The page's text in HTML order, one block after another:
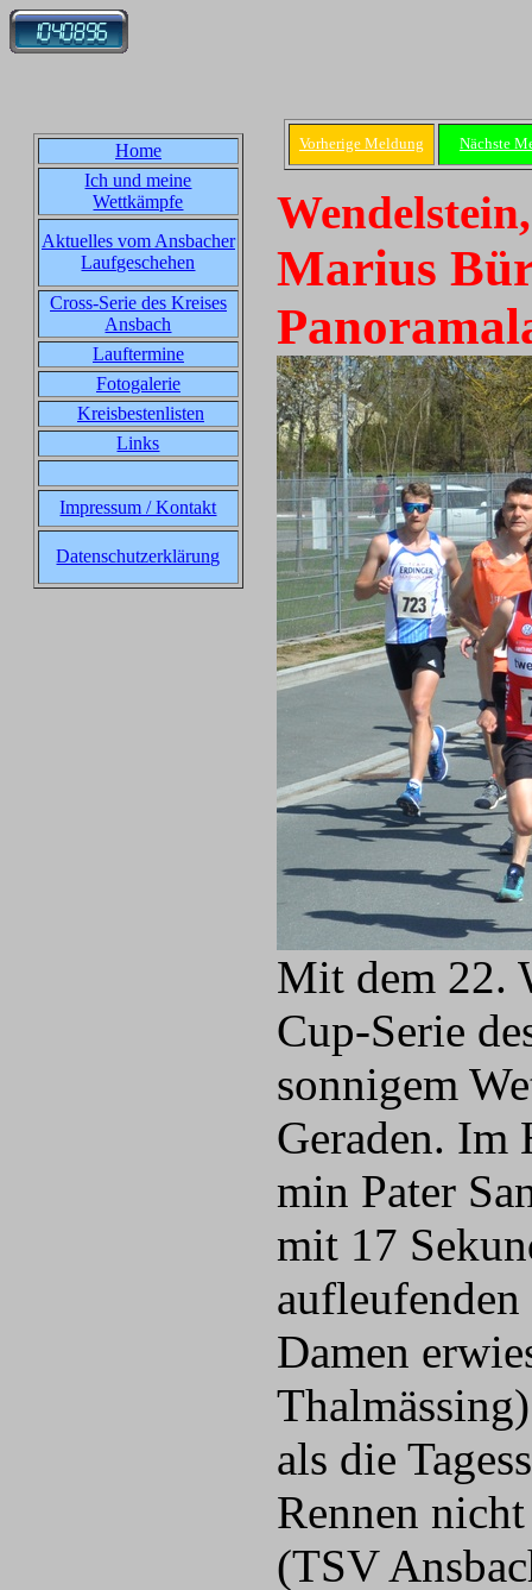
Home
Ich und meine
Wettkämpfe
Aktuelles vom Ansbacher
Laufgeschehen
Cross-Serie des Kreises
Ansbach
Lauftermine
Fotogalerie
Kreisbestenlisten
Links
Impressum / Kontakt
Datenschutzerklärung
Vorherige Meldung Nächste
Marius
Mit dem 22.
Cup-Serie
sonnigem
Geraden. Im
min Pater
mit 17
Damen
als die
Rennen
(TSV